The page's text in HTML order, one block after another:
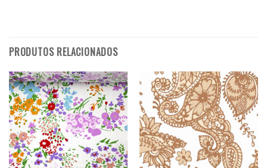
PRODUTOS RELACIONADOS